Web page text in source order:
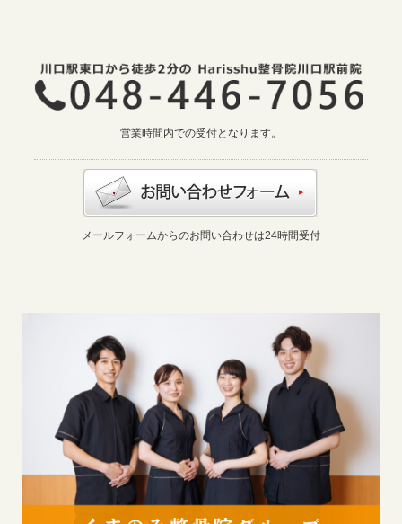
営業時間内での受付となります。
メールフォームからのお問い合わせは24時間受付